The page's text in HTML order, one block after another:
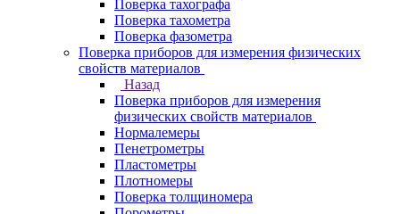
Поверка тахографа
Поверка тахометра
Поверка фазометра
Поверка приборов для измерения физических
свойств материалов
Назад
Поверка приборов для измерения
физических свойств материалов
Нормалемеры
Пенетрометры
Пластометры
Плотномеры
Поверка толщиномера